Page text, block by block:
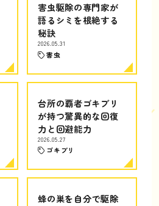
害虫駆除の専門家が
語るシミを根絶する
秘訣
2026.05.31
害虫
台所の覇者ゴキブリ
が持つ驚異的な回復
力と回避能力
2026.05.27
ゴキブリ
蜂の巣を自分で駆除